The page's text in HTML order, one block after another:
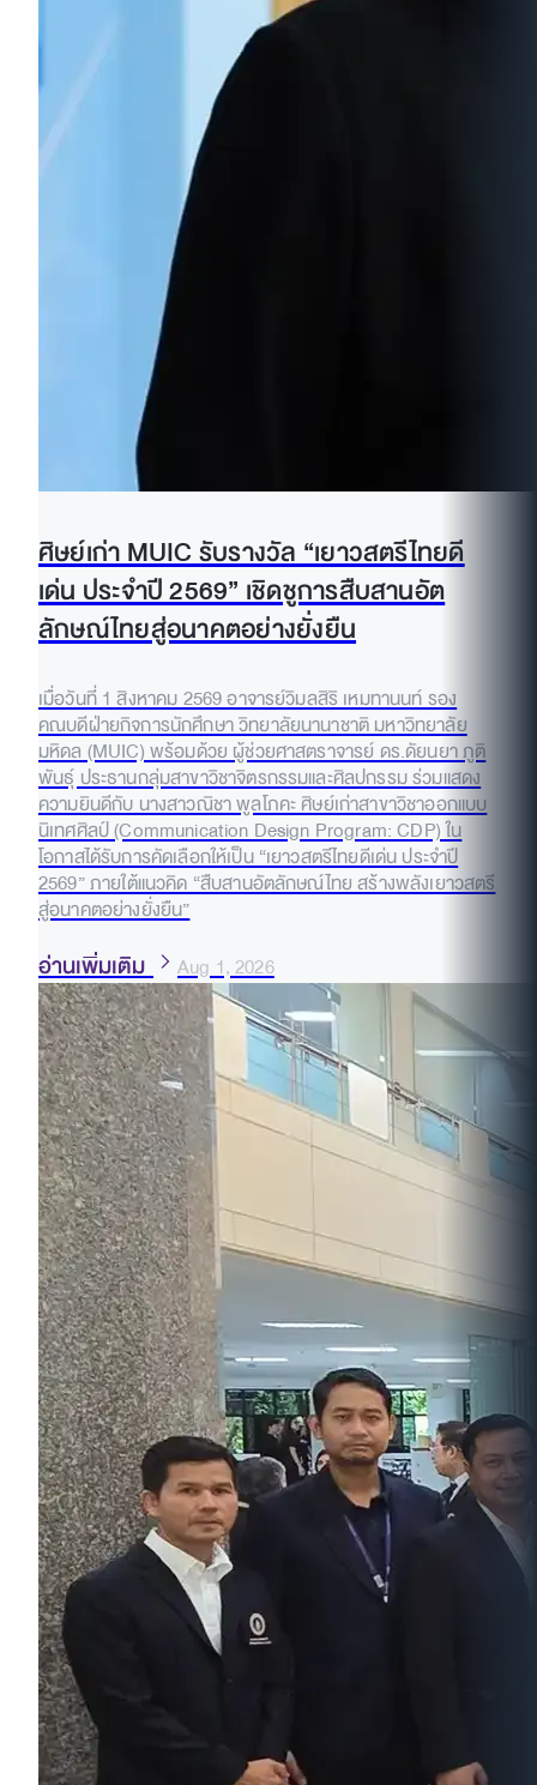
ศิษย์เก่า MUIC รับรางวัล “เยาวสตรีไทยดี
เด่น ประจำปี 2569” เชิดชูการสืบสานอัต
ลักษณ์ไทยสู่อนาคตอย่างยั่งยืน
เมื่อวันที่ 1 สิงหาคม 2569 อาจารย์วิมลสิริ เหมทานนท์ รอง
คณบดีฝ่ายกิจการนักศึกษา วิทยาลัยนานาชาติ มหาวิทยาลัย
มหิดล (MUIC) พร้อมด้วย ผู้ช่วยศาสตราจารย์ ดร.ดัยนยา ภูติ
พันธุ์ ประธานกลุ่มสาขาวิชาจิตรกรรมและศิลปกรรม ร่วมแสดง
ความยินดีกับ นางสาวณิชา พูลโภคะ ศิษย์เก่าสาขาวิชาออกแบบ
นิเทศศิลป์ (Communication Design Program: CDP) ใน
โอกาสได้รับการคัดเลือกให้เป็น “เยาวสตรีไทยดีเด่น ประจำปี
2569” ภายใต้แนวคิด “สืบสานอัตลักษณ์ไทย สร้างพลังเยาวสตรี
สู่อนาคตอย่างยั่งยืน”
อ่านเพิ่มเติม Aug 1, 2026